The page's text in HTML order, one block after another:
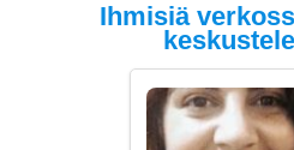
Ihmisiä